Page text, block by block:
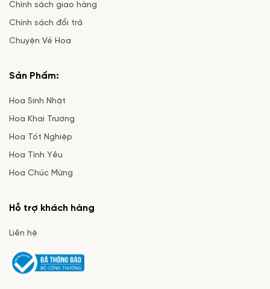
Chính sách giao hàng
Chính sách đổi trả
Chuyện Về Hoa
Sản Phẩm:
Hoa Sinh Nhật
Hoa Khai Trương
Hoa Tốt Nghiệp
Hoa Tình Yêu
Hoa Chúc Mừng
Hỗ trợ khách hàng
Liên hệ